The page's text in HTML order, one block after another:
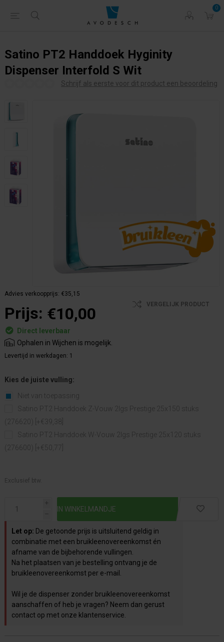
0
Satino PT2 Handdoek Hyginity
Dispenser Interfold S Wit
Schrijf als eerste voor dit product een beoordeling
Advies verkoopprijs: €35,15
Prijs: €10,00 VERGELIJK PRODUCT
Direct leverbaar
Ophalen in Wijchen is mogelijk.
Levertijd in werkdagen: 1
Kies de juiste vulling:
Niet van toepassing
Satino PT2 Handdoek Z-Vouw 2lgs Prestige 25x150 stuks
(276620) [+€39,38]
Satino PT2 Handdoek W-Vouw 2lgs Prestige 25x120 stuks
(276600) [+€50,77]
Exclusief btw.
i
h
Let op: De getoonde prijs is uitsluitend geldig in
combinatie met een bruikleenovereenkomst én
afname van de bijbehorende vullingen.
Na het plaatsen van je bestelling ontvang je de
bruikleenovereenkomst per e-mail.
Wil je de dispenser zonder bruikleenovereenkomst
aanschaffen of heb je vragen? Neem dan gerust
contact op met onze klantenservice.